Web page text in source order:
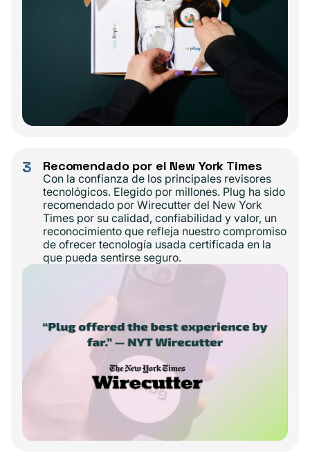
3 Recomendado por el New York Times
Con la confianza de los principales revisores
tecnológicos. Elegido por millones. Plug ha sido
recomendado por Wirecutter del New York
Times por su calidad, confiabilidad y valor, un
reconocimiento que refleja nuestro compromiso
de ofrecer tecnología usada certificada en la
que pueda sentirse seguro.